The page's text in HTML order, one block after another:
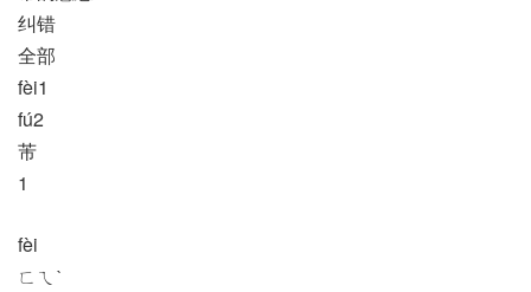
纠错
全部
fèi1
fú2
芾
1
fèi
ㄈㄟˋ